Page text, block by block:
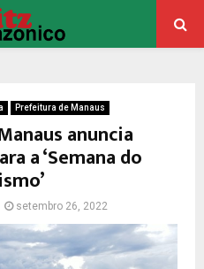
Prefeitura de Manaus
anuncia
a ‘Semana do
setembro 26, 2022